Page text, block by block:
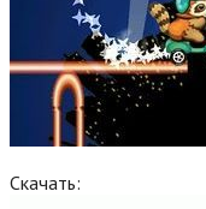
Скачать: